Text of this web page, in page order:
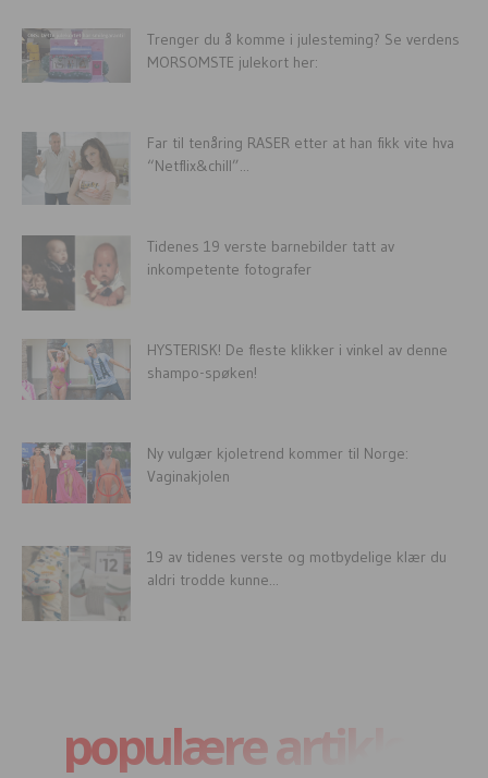
Trenger du å komme i julesteming? Se verdens
MORSOMSTE julekort her:
Far til tenåring RASER etter at han fikk vite hva
“Netflix&chill”...
Tidenes 19 verste barnebilder tatt av
inkompetente fotografer
HYSTERISK! De fleste klikker i vinkel av denne
shampo-spøken!
Ny vulgær kjoletrend kommer til Norge:
Vaginakjolen
19 av tidenes verste og motbydelige klær du
aldri trodde kunne...
populære artikler